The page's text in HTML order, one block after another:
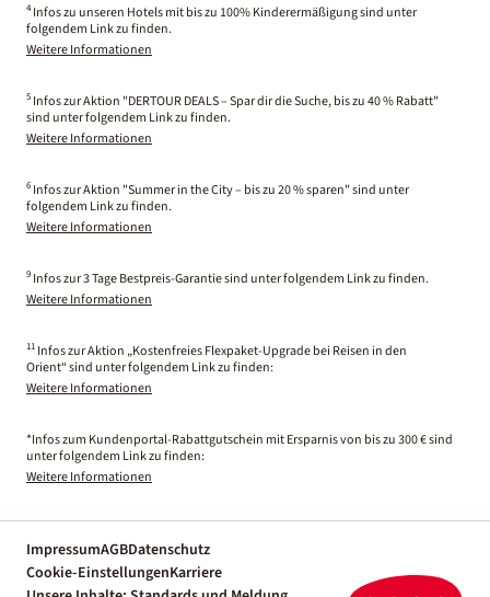
4 Infos zu unseren Hotels mit bis zu 100% Kinderermäßigung sind unter
folgendem Link zu finden.
Weitere Informationen
5 Infos zur Aktion "DERTOUR DEALS – Spar dir die Suche, bis zu 40 % Rabatt"
sind unter folgendem Link zu finden.
Weitere Informationen
6 Infos zur Aktion "Summer in the City – bis zu 20 % sparen" sind unter
folgendem Link zu finden.
Weitere Informationen
9 Infos zur 3 Tage Bestpreis-Garantie sind unter folgendem Link zu finden.
Weitere Informationen
11 Infos zur Aktion „Kostenfreies Flexpaket-Upgrade bei Reisen in den
Orient“ sind unter folgendem Link zu finden:
Weitere Informationen
*Infos zum Kundenportal-Rabattgutschein mit Ersparnis von bis zu 300 € sind
unter folgendem Link zu finden:
Weitere Informationen
ImpressumAGBDatenschutz
Cookie-EinstellungenKarriere